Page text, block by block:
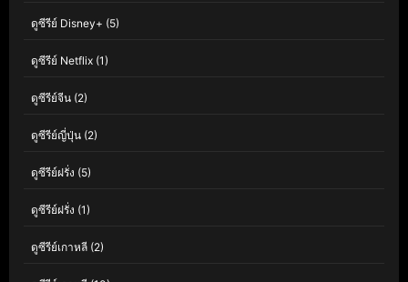
ดูซีรีย์ Disney+ (5)
ดูซีรีย์ Netflix (1)
ดูซีรีย์จีน (2)
ดูซีรีย์ญี่ปุ่น (2)
ดูซีรีย์ฝรั่ง (5)
ดูซีรีย์ฝรั่ง (1)
ดูซีรีย์เกาหลี (2)